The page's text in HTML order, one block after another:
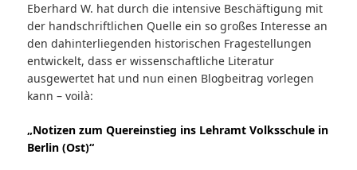
Eberhard W. hat durch die intensive Beschäftigung mit
der handschriftlichen Quelle ein so großes Interesse an
den dahinterliegenden historischen Fragestellungen
entwickelt, dass er wissenschaftliche Literatur
ausgewertet hat und nun einen Blogbeitrag vorlegen
kann – voilà:
„Notizen zum Quereinstieg ins Lehramt Volksschule in
Berlin (Ost)“